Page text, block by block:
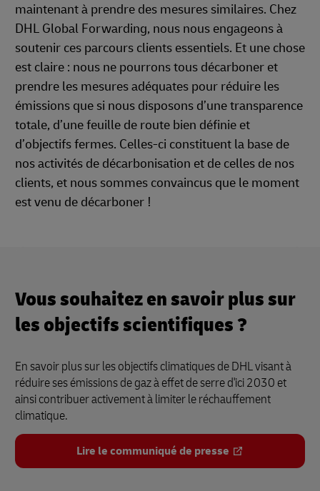
maintenant à prendre des mesures similaires. Chez
DHL Global Forwarding, nous nous engageons à
soutenir ces parcours clients essentiels. Et une chose
est claire : nous ne pourrons tous décarboner et
prendre les mesures adéquates pour réduire les
émissions que si nous disposons d’une transparence
totale, d’une feuille de route bien définie et
d’objectifs fermes. Celles-ci constituent la base de
nos activités de décarbonisation et de celles de nos
clients, et nous sommes convaincus que le moment
est venu de décarboner !
Vous souhaitez en savoir plus sur
les objectifs scientifiques ?
En savoir plus sur les objectifs climatiques de DHL visant à
réduire ses émissions de gaz à effet de serre d'ici 2030 et
ainsi contribuer activement à limiter le réchauffement
climatique.
Lire le communiqué de presse